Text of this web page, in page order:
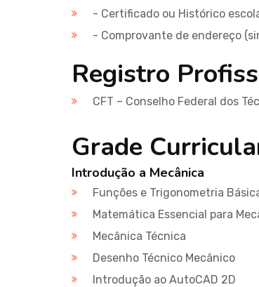
- Certificado ou Histórico
- Comprovante de endereço
Registro
CFT – Conselho Federal dos
Grade
Introdução a Mecânica
Funções e Trigonometria
Matemática Essencial para
Mecânica Técnica
Desenho Técnico Mecânico
Introdução ao AutoCAD 2D